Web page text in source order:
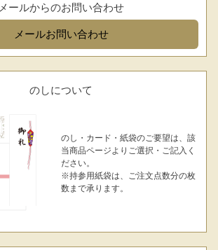
メールからのお問い合わせ
メールお問い合わせ
のしについて
のし・カード・紙袋のご要望は、該
当商品ページよりご選択・ご記入く
ださい。
※持参用紙袋は、ご注文点数分の枚
数まで承ります。